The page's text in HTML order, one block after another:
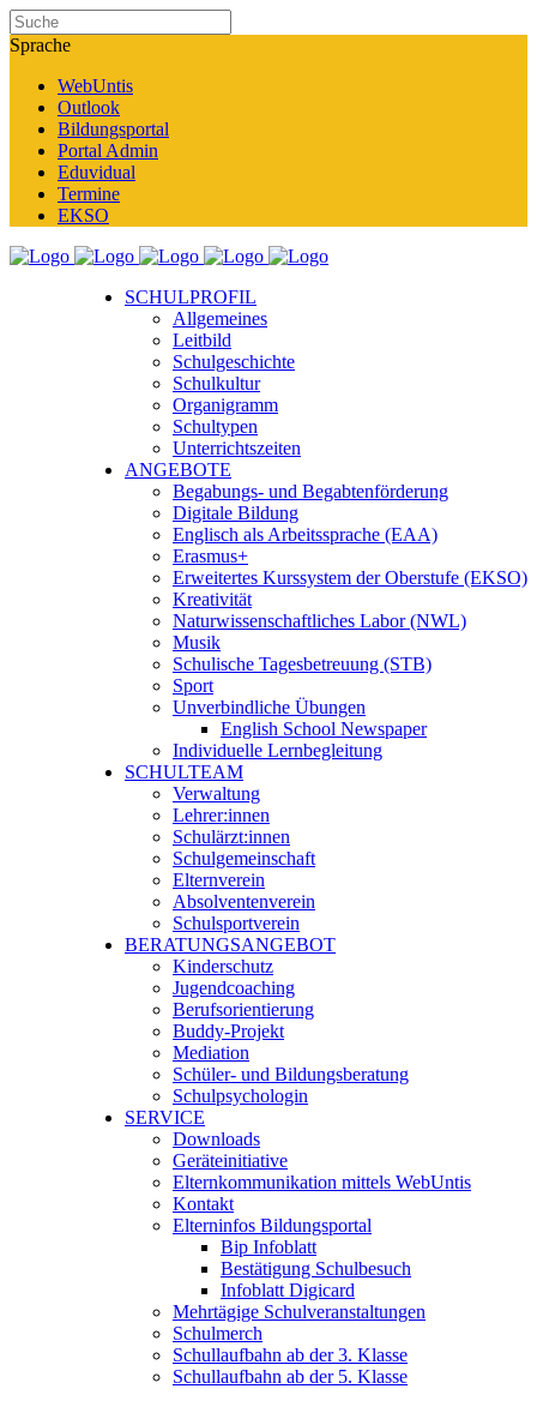
Sprache
WebUntis
Outlook
Bildungsportal
Portal Admin
Eduvidual
Termine
EKSO
SCHULPROFIL
Allgemeines
Leitbild
Schulgeschichte
Schulkultur
Organigramm
Schultypen
Unterrichtszeiten
ANGEBOTE
Begabungs- und Begabtenförderung
Digitale Bildung
Englisch als Arbeitssprache (EAA)
Erasmus+
Erweitertes Kurssystem der Oberstufe (EKSO)
Kreativität
Naturwissenschaftliches Labor (NWL)
Musik
Schulische Tagesbetreuung (STB)
Sport
Unverbindliche Übungen
English School Newspaper
Individuelle Lernbegleitung
SCHULTEAM
Verwaltung
Lehrer:innen
Schulärzt:innen
Schulgemeinschaft
Elternverein
Absolventenverein
Schulsportverein
BERATUNGSANGEBOT
Kinderschutz
Jugendcoaching
Berufsorientierung
Buddy-Projekt
Mediation
Schüler- und Bildungsberatung
Schulpsychologin
SERVICE
Downloads
Geräteinitiative
Elternkommunikation mittels WebUntis
Kontakt
Elterninfos Bildungsportal
Bip Infoblatt
Bestätigung Schulbesuch
Infoblatt Digicard
Mehrtägige Schulveranstaltungen
Schulmerch
Schullaufbahn ab der 3. Klasse
Schullaufbahn ab der 5. Klasse